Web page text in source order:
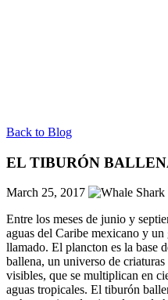
Back to Blog
EL TIBURÓN
March 25, 2017
Entre los meses de junio y
aguas del Caribe mexicano y
llamado. El plancton es la base
ballena, un universo de
visibles, que se multiplican en
aguas tropicales. El tiburón